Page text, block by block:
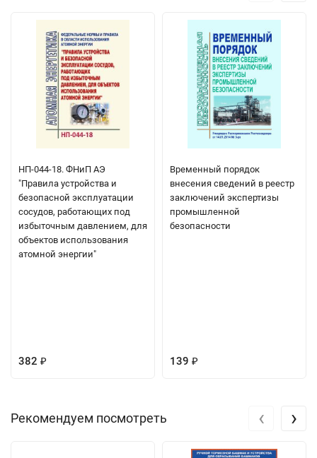
НП-044-18. ФНиП АЭ
"Правила устройства и
безопасной эксплуатации
сосудов, работающих под
избыточным давлением, для
объектов использования
атомной энергии"
382 ₽
Временный порядок
внесения сведений в реестр
заключений экспертизы
промышленной
безопасности
139 ₽
Рекомендуем посмотреть ‹ ›